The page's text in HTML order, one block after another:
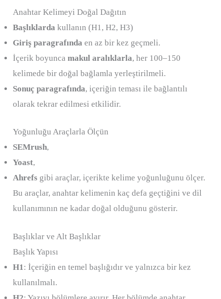
Anahtar Kelimeyi Doğal Dağıtın
Başlıklarda kullanın (H1, H2, H3)
Giriş paragrafında en az bir kez geçmeli.
İçerik boyuncamakul aralıklarla, her 100–150
kelimede bir doğal bağlamla yerleştirilmeli.
Sonuç paragrafında, içeriğin teması ile bağlantılı
olarak tekrar edilmesi etkilidir.
Yoğunluğu Araçlarla Ölçün
SEMrush,
Yoast,
Ahrefs gibi araçlar, içerikte kelime yoğunluğunu ölçer.
Bu araçlar, anahtar kelimenin kaç defa geçtiğini ve dil
kullanımının ne kadar doğal olduğunu gösterir.
Başlıklar ve Alt Başlıklar
Başlık Yapısı
H1 : İçeriğin en temel başlığıdır ve yalnızca bir kez
kullanılmalı.